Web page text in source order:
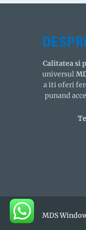
Calitatea si
universul
a iti oferi
punand
MDS